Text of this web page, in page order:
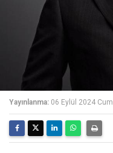
Yayınlanma: 06 Eylül 2024